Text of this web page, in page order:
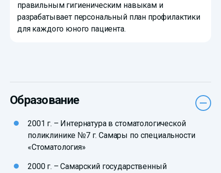
правильным гигиеническим навыкам и
разрабатывает персональный план профилактики
для каждого юного пациента.
Образование
2001 г. – Интернатура в стоматологической
поликлинике №7 г. Самары по специальности
«Стоматология»
2000 г. – Самарский государственный